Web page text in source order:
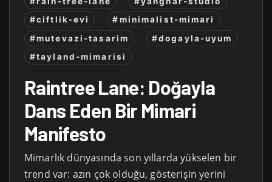
#ciftlik-evi
#minimalist-mimari
#mutevazi-tasarim
#dogayla-uyum
#tayland-mimarisi
Raintree Lane: Doğayla
Dans Eden Bir Mimari
Manifesto
Mimarlık dünyasında son yıllarda yükselen bir
trend var: azın çok olduğu, gösterişin yerini